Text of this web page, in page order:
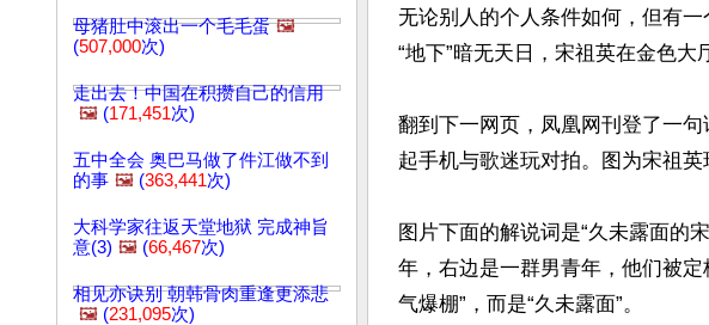
母猪肚中滚出一个毛毛蛋 🖼️
(507,000次)
走出去！中国在积攒自己的信用
🖼️ (171,451次)
五中全会 奥巴马做了件江做不到
的事 🖼️ (363,441次)
大科学家往返天堂地狱 完成神旨
意(3) 🖼️ (66,467次)
相见亦诀别 朝韩骨肉重逢更添悲
🖼️ (231,095次)
无论别人的个人条件如何，但有
“地下”暗无天日，宋祖英在金色大
翻到下一网页，凤凰网刊登了一
起手机与歌迷玩对拍。图为宋祖英
图片下面的解说词是“久未露面的
年，右边是一群男青年，他们被
气爆棚”，而是“久未露面”。